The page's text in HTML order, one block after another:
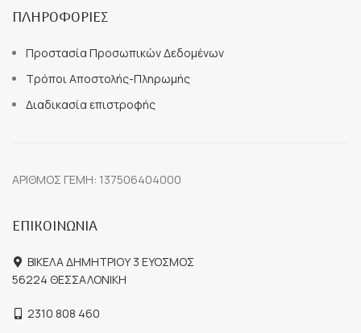
ΠΛΗΡΟΦΟΡΙΕΣ
Προστασία Προσωπικών Δεδομένων
Τρόποι Αποστολής-Πληρωμής
Διαδικασία επιστροφής
ΑΡΙΘΜΟΣ ΓΕΜΗ: 137506404000
ΕΠΙΚΟΙΝΩΝΙΑ
ΒΙΚΕΛΑ ΔΗΜΗΤΡΙΟΥ 3 ΕΥΟΣΜΟΣ
56224 ΘΕΣΣΑΛΟΝΙΚΗ
2310 808 460